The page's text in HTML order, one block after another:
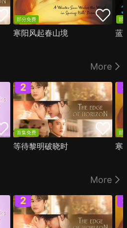
部分免费
寒阳风起春山境
部
蓝
More
首集免费
等待黎明破晓时
部
寒
More